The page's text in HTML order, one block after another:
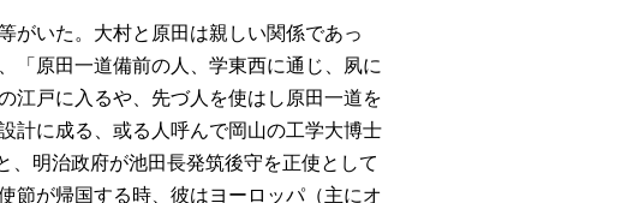
がいた。大村と原田は親しい関係であっ
「原田一道備前の人、学東西に通じ、夙に
江戸に入るや、先づ人を使はし原田一道を
計に成る、或る人呼んで岡山の工学大博士
明治政府が池田長発筑後守を正使として
節が帰国する時、彼はヨーロッパ（主にオ